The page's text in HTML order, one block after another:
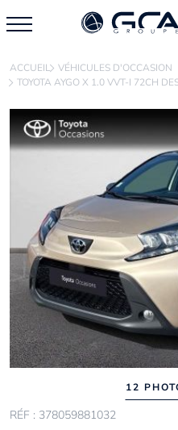
ACCUEIL VÉHICULES D'OCCASION
TOYOTA AYGO X 1.0 VVT-I 72CH
12
RÉF : 378059881032